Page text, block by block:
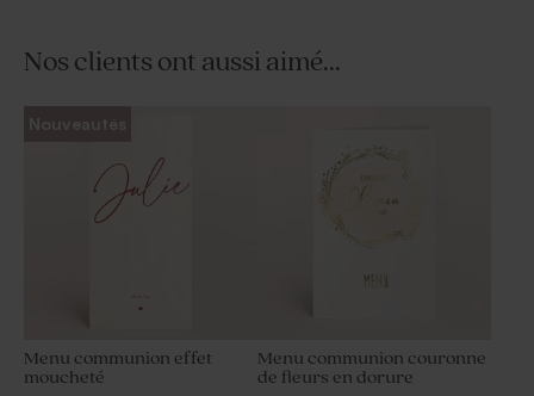
Etiquette communion initiale
et dorure
Nos clients ont aussi aimé...
Nouveautés
Menu communion effet
moucheté
Menu communion couronne
de fleurs en dorure